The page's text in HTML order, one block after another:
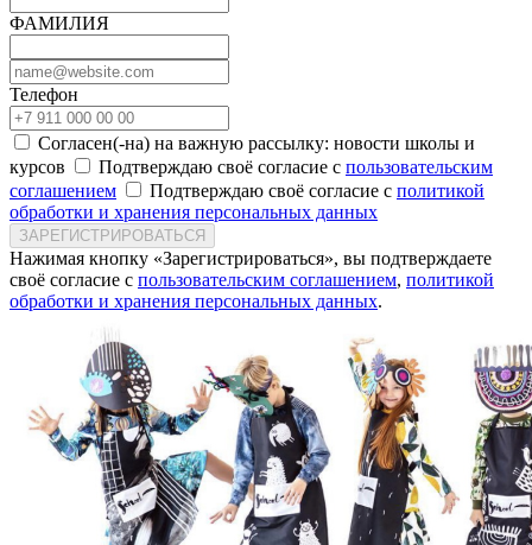
ФАМИЛИЯ
Телефон
Согласен(-на) на важную рассылку: новости школы и
курсов
Подтверждаю своё согласие с пользовательским
соглашением
Подтверждаю своё согласие с политикой
обработки и хранения персональных данных
ЗАРЕГИСТРИРОВАТЬСЯ
Нажимая кнопку «Зарегистрироваться», вы подтверждаете
своё согласие с пользовательским соглашением, политикой
обработки и хранения персональных данных.